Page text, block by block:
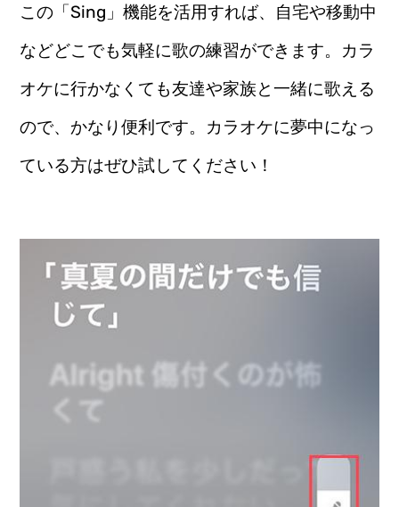
この「Sing」機能を活用すれば、自宅や移動中
などどこでも気軽に歌の練習ができます。カラ
オケに行かなくても友達や家族と一緒に歌える
ので、かなり便利です。カラオケに夢中になっ
ている方はぜひ試してください！